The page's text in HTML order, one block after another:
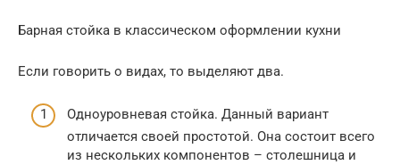
Барная стойка в классическом оформлении кухни
Если говорить о видах, то выделяют два.
Одноуровневая стойка. Данный вариант
отличается своей простотой. Она состоит всего
из нескольких компонентов – столешница и